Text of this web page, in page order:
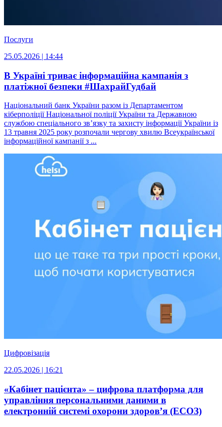
Послуги
25.05.2026 | 14:44
В Україні триває інформаційна кампанія з
платіжної безпеки #ШахрайГудбай
Національний банк України разом із Департаментом
кіберполіції Національної поліції України та Державною
службою спеціального зв’язку та захисту інформації України із
13 травня 2025 року розпочали чергову хвилю Всеукраїнської
інформаційної кампанії з ...
Цифровізація
22.05.2026 | 16:21
«Кабінет пацієнта» – цифрова платформа для
управління персональними даними в
електронній системі охорони здоров’я (ЕСОЗ)